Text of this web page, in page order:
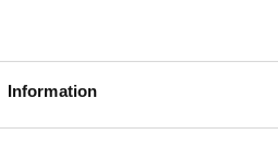
Information
I